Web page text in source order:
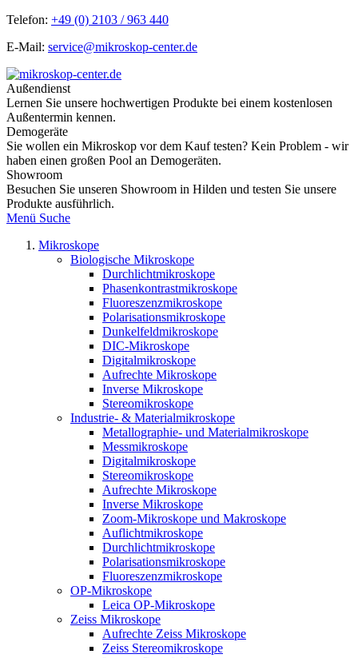
Telefon: +49 (0) 2103 / 963 440
E-Mail: service@mikroskop-center.de
Außendienst
Lernen Sie unsere hochwertigen Produkte bei einem kostenlosen
Außentermin kennen.
Demogeräte
Sie wollen ein Mikroskop vor dem Kauf testen? Kein Problem - wir
haben einen großen Pool an Demogeräten.
Showroom
Besuchen Sie unseren Showroom in Hilden und testen Sie unsere
Produkte ausführlich.
Menü Suche
Mikroskope
Biologische Mikroskope
Durchlichtmikroskope
Phasenkontrastmikroskope
Fluoreszenzmikroskope
Polarisationsmikroskope
Dunkelfeldmikroskope
DIC-Mikroskope
Digitalmikroskope
Aufrechte Mikroskope
Inverse Mikroskope
Stereomikroskope
Industrie- & Materialmikroskope
Metallographie- und Materialmikroskope
Messmikroskope
Digitalmikroskope
Stereomikroskope
Aufrechte Mikroskope
Inverse Mikroskope
Zoom-Mikroskope und Makroskope
Auflichtmikroskope
Durchlichtmikroskope
Polarisationsmikroskope
Fluoreszenzmikroskope
OP-Mikroskope
Leica OP-Mikroskope
Zeiss Mikroskope
Aufrechte Zeiss Mikroskope
Zeiss Stereomikroskope